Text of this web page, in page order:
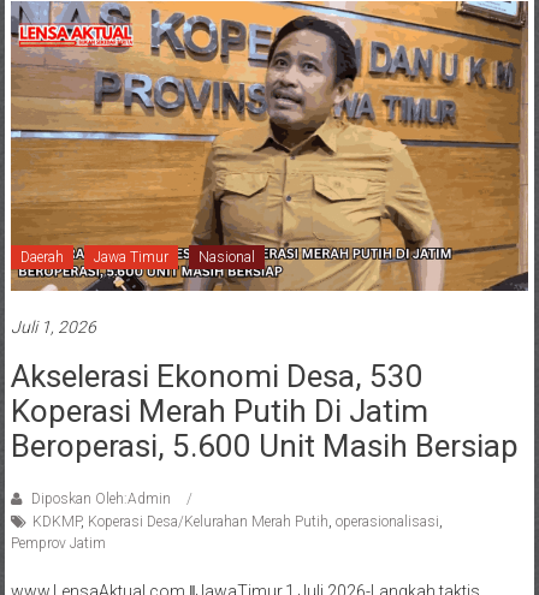
Daerah Jawa Timur Nasional
Juli 1, 2026
Akselerasi Ekonomi Desa, 530
Koperasi Merah Putih Di Jatim
Beroperasi, 5.600 Unit Masih Bersiap
Diposkan Oleh:Admin
KDKMP, Koperasi Desa/Kelurahan Merah Putih operasionalisasi
Pemprov Jatim
www.LensaAktual.com.ǁJawaTimur,1 Juli 2026-Langkah taktis